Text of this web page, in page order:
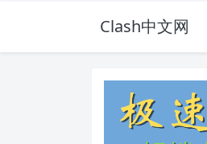
Clash中文网